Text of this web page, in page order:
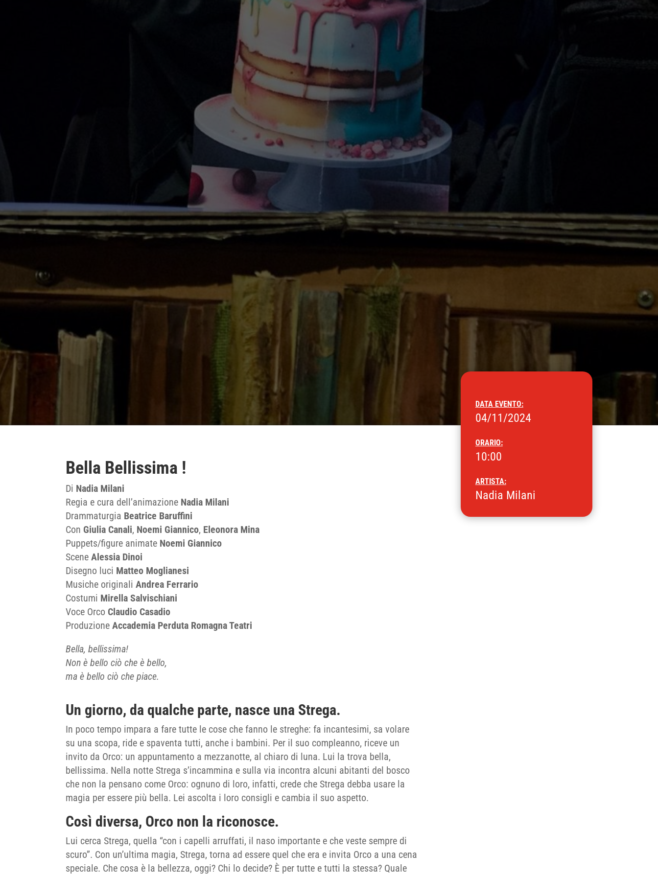
Bella Bellissima !
Di Nadia Milani
Regia e cura dell’animazione Nadia Milani
Drammaturgia Beatrice Baruffini
Con Giulia Canali, Noemi Giannico, Eleonora Mina
Puppets/figure animate Noemi Giannico
SceneAlessia Dinoi
Disegno luci Matteo Moglianesi
Musiche originaliAndrea Ferrario
Costumi Mirella Salvischiani
Voce Orco Claudio Casadio
ProduzioneAccademia Perduta Romagna Teatri
Bella, bellissima!
Non è bello ciò che è bello,
ma è bello ciò che piace.
Un giorno, da qualche parte, nasce una Strega.
In poco tempo impara a fare tutte le cose che fanno le streghe: fa incantesimi, sa volare
su una scopa, ride e spaventa tutti, anche i bambini. Per il suo compleanno, riceve un
invito da Orco: un appuntamento a mezzanotte, al chiaro di luna. Lui la trova bella,
bellissima. Nella notte Strega s’incammina e sulla via incontra alcuni abitanti del bosco
che non la pensano come Orco: ognuno di loro, infatti, crede che Strega debba usare la
magia per essere più bella. Lei ascolta i loro consigli e cambia il suo aspetto.
Così diversa, Orco non la riconosce.
Lui cerca Strega, quella “con i capelli arruffati, il naso importante e che veste sempre di
scuro”. Con un’ultima magia, Strega, torna ad essere quel che era e invita Orco a una cena
speciale. Che cosa è la bellezza, oggi? Chi lo decide? È per tutte e tutti la stessa? Quale
DATA EVENTO:
04/11/2024
ORARIO:
10:00
ARTISTA:
Nadia Milani